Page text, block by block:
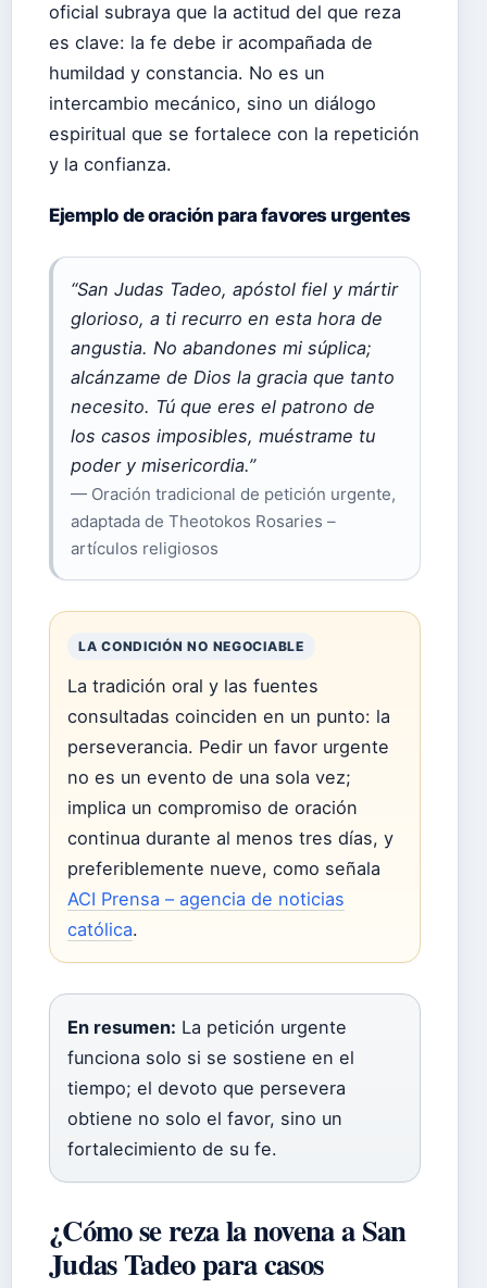
oficial subraya que la actitud del que reza
es clave: la fe debe ir acompañada de
humildad y constancia. No es un
intercambio mecánico, sino un diálogo
espiritual que se fortalece con la repetición
y la confianza.
Ejemplo de oración para favores urgentes
“San Judas Tadeo, apóstol fiel y mártir
glorioso, a ti recurro en esta hora de
angustia. No abandones mi súplica;
alcánzame de Dios la gracia que tanto
necesito. Tú que eres el patrono de
los casos imposibles, muéstrame tu
poder y misericordia.”
— Oración tradicional de petición urgente,
adaptada de Theotokos Rosaries –
artículos religiosos
LA CONDICIÓN NO NEGOCIABLE
La tradición oral y las fuentes
consultadas coinciden en un punto: la
perseverancia. Pedir un favor urgente
no es un evento de una sola vez;
implica un compromiso de oración
continua durante al menos tres días, y
preferiblemente nueve, como señala
ACI Prensa – agencia de noticias
católica.
En resumen: La petición urgente
funciona solo si se sostiene en el
tiempo; el devoto que persevera
obtiene no solo el favor, sino un
fortalecimiento de su fe.
¿Cómo se reza la novena a San
Judas Tadeo para casos